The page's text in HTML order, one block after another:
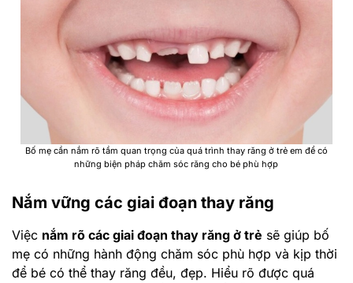
Bố mẹ cần nắm rõ tầm quan trọng của quá trình thay răng ở trẻ em để có
những biện pháp chăm sóc răng cho bé phù hợp
Nắm vững các giai đoạn thay răng
Việc nắm rõ các giai đoạn thay răng ở trẻ sẽ giúp bố
mẹ có những hành động chăm sóc phù hợp và kịp thời
để bé có thể thay răng đều, đẹp. Hiểu rõ được quá